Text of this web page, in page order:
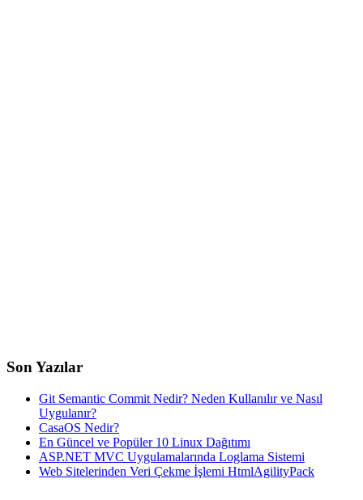
Son Yazılar
Git Semantic Commit Nedir? Neden Kullanılır ve Nasıl
Uygulanır?
CasaOS Nedir?
En Güncel ve Popüler 10 Linux Dağıtımı
ASP.NET MVC Uygulamalarında Loglama Sistemi
Web Sitelerinden Veri Çekme İşlemi HtmlAgilityPack